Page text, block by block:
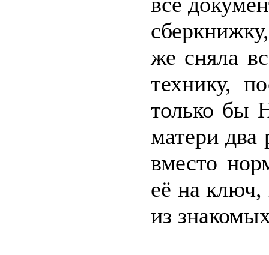
же сняла
технику,
только бы
матери два
вместо
её на
из